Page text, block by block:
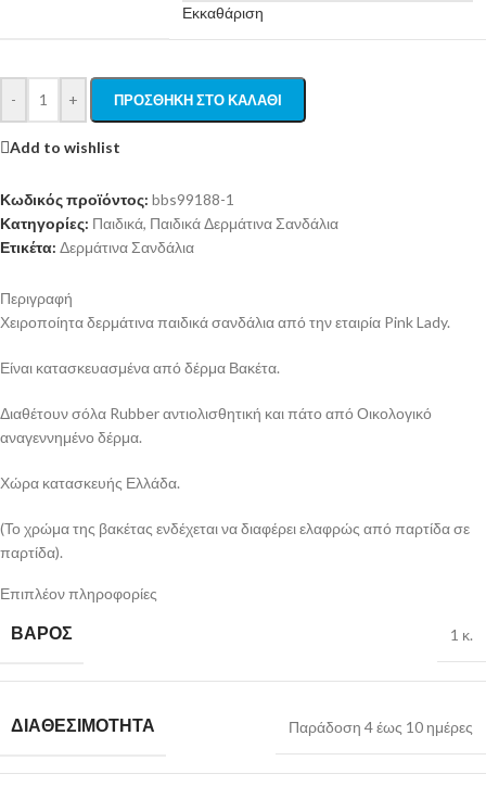
Εκκαθάριση
- + ΠΡΟΣΘΉΚΗ ΣΤΟ ΚΑΛΆΘΙ
Add to wishlist
Κωδικός προϊόντος: bbs99188-1
Κατηγορίες: Παιδικά, Παιδικά Δερμάτινα Σανδάλια
Ετικέτα: Δερμάτινα Σανδάλια
Περιγραφή
Χειροποίητα δερμάτινα παιδικά σανδάλια από την εταιρία Pink Lady.
Είναι κατασκευασμένα από δέρμα Βακέτα.
Διαθέτουν σόλα Rubber αντιολισθητική και πάτο από Οικολογικό
αναγεννημένο δέρμα.
Χώρα κατασκευής Ελλάδα.
(Το χρώμα της βακέτας ενδέχεται να διαφέρει ελαφρώς από παρτίδα σε
παρτίδα).
Κανονική φόρμα. Παίρνετε το κανονικό σας νούμερο.
Όλα μας τα προϊόντα είναι
ύστερα από παραγγελία σας
Επιπλέον πληροφορίες
ΒΆΡΟΣ 1 κ.
ΔΙΑΘΕΣΙΜΌΤΗΤΑ Παράδοση 4 έως 10 ημέρες